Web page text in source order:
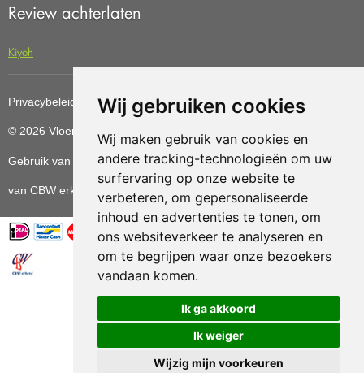
Wij gebruiken cookies
Wij maken gebruik van cookies en
andere tracking-technologieën om uw
surfervaring op onze website te
verbeteren, om gepersonaliseerde
inhoud en advertenties te tonen, om
ons websiteverkeer te analyseren en
om te begrijpen waar onze bezoekers
vandaan komen.
Ik ga akkoord
Ik weiger
Wijzig mijn voorkeuren
Review achterlaten
Kiyoh
Privacybeleid Cookiebeleid Update cookies preferences
© 2026 Vloerenvoordelig
Gebruik van deze site betekent dat u dealgemene voorwaarden
van CBW erkende woonwinkels accepteert.
Vloerenvoordelig.nl is een onderdeel van